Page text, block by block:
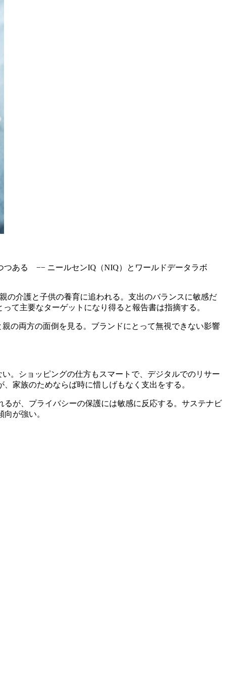
つある −− ニールセンIQ（NIQ）とワールドデータラボ
の介護と子供の養育に追われる。支出のバランスに敏感だ
て主要なターゲットになり得ると報告書は指摘する。
の両方の面倒を見る。ブランドにとって無視できない影響
。ショッピングの仕方もスマートで、デジタルでのリサー
家族のためならば時に惜しげもなく支出をする。
が、プライバシーの保護には敏感に反応する。サステナビ
が強い。